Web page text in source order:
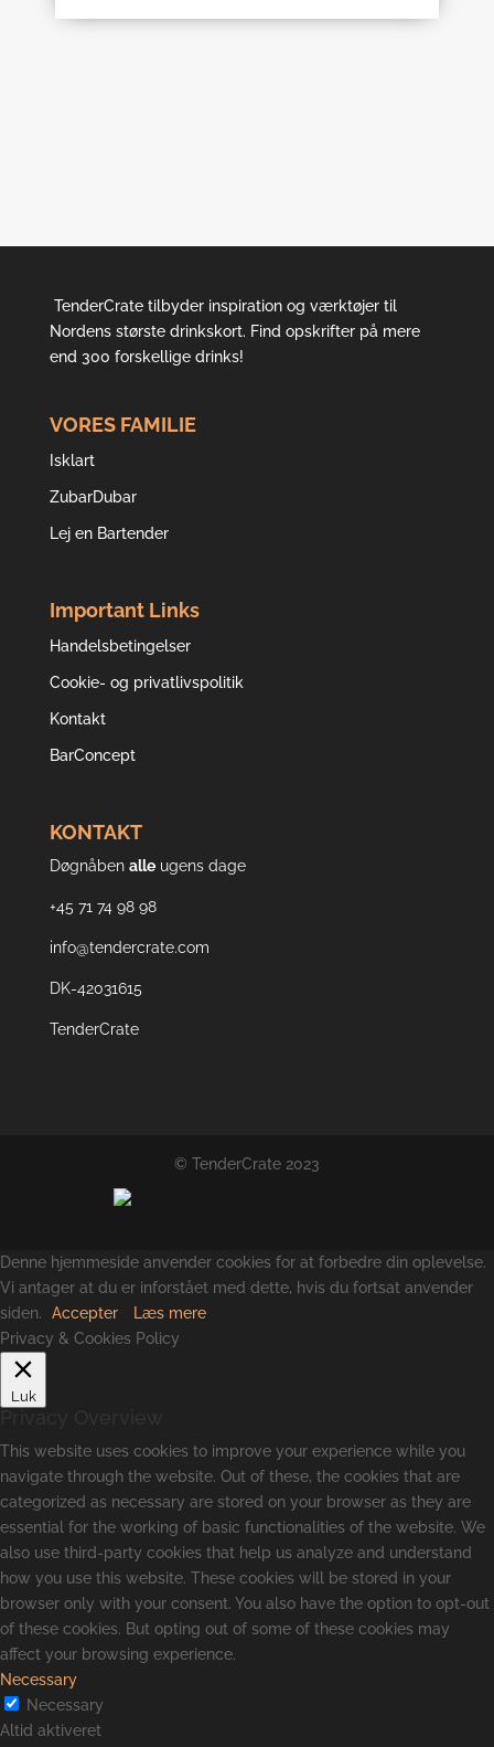
TenderCrate tilbyder inspiration og værktøjer til
Nordens største drinkskort. Find opskrifter på mere
end 300 forskellige drinks!
VORES FAMILIE
Isklart
ZubarDubar
Lej en Bartender
Important Links
Handelsbetingelser
Cookie- og privatlivspolitik
Kontakt
BarConcept
KONTAKT
Døgnåben alleugens dage
+45 71 74 98 98
info@tendercrate.com
DK-42031615
TenderCrate
© TenderCrate 2023
Denne hjemmeside anvender cookies for at forbedre din oplevelse.
Vi antager at du er inforstået med dette, hvis du fortsat anvender
siden.
Accepter
Læs mere
Privacy & Cookies Policy
Luk
This website uses cookies to improve your experience while you
navigate through the website. Out of these, the cookies that are
categorized as necessary are stored on your browser as they are
essential for the working of basic functionalities of the website. We
also use third-party cookies that help us analyze and understand
how you use this website. These cookies will be stored in your
browser only with your consent. You also have the option to opt-out
of these cookies. But opting out of some of these cookies may
affect your browsing experience.
Necessary
Necessary
Altid aktiveret